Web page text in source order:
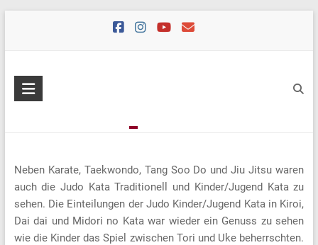
Neben Karate, Taekwondo, Tang Soo Do und Jiu Jitsu waren
auch die Judo Kata Traditionell und Kinder/Jugend Kata zu
sehen. Die Einteilungen der Judo Kinder/Jugend Kata in Kiroi,
Dai dai und Midori no Kata war wieder ein Genuss zu sehen
wie die Kinder das Spiel zwischen Tori und Uke beherrschten.